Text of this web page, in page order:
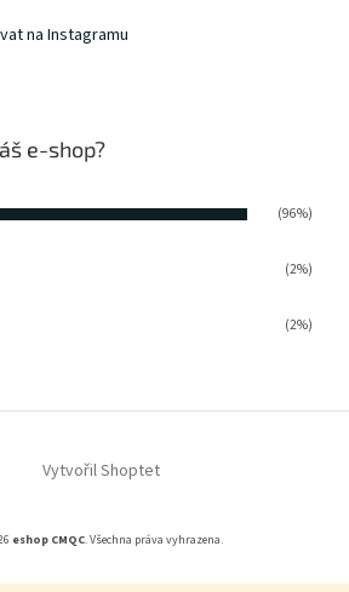
na Instagramu
e-shop?
(96%)
(2%)
(2%)
Vytvořil Shoptet
eshop CMQC. Všechna práva vyhrazena.